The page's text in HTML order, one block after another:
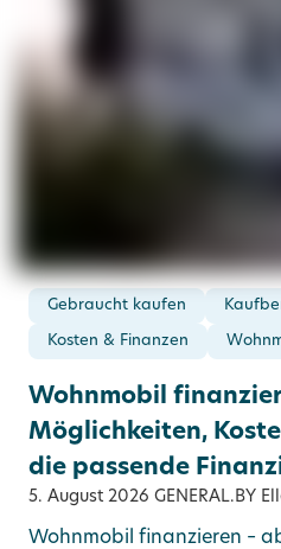
Gebraucht kaufen
Kosten & Finanzen
Wohnmobil
Möglichkeiten,
die passende
5. August 2026 GENERAL.BY
Wohnmobil finanzieren –